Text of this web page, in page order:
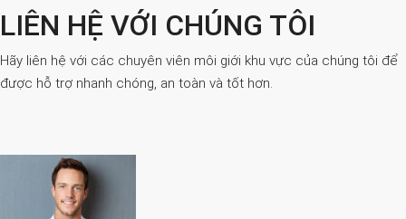
LIÊN HỆ VỚI CHÚNG TÔI
Hãy liên hệ với các chuyên viên môi giới khu vực của chúng tôi để
được hỗ trợ nhanh chóng, an toàn và tốt hơn.